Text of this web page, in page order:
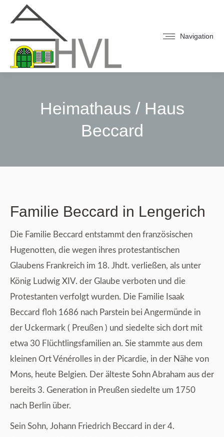
Navigation
Heimathaus / Haus
Beccard
Familie Beccard in Lengerich
Die Familie Beccard entstammt den französischen
Hugenotten, die wegen ihres protestantischen
Glaubens Frankreich im 18. Jhdt. verließen, als unter
König Ludwig XIV. der Glaube verboten und die
Protestanten verfolgt wurden. Die Familie Isaak
Beccard floh 1686 nach Parstein bei Angermünde in
der Uckermark ( Preußen ) und siedelte sich dort mit
etwa 30 Flüchtlingsfamilien an. Sie stammte aus dem
kleinen Ort Vénérolles in der Picardie, in der Nähe von
Mons, heute Belgien. Der älteste Sohn Abraham aus der
bereits 3. Generation in Preußen siedelte um 1750
nach Berlin über.
Sein Sohn, Johann Friedrich Beccard in der 4.